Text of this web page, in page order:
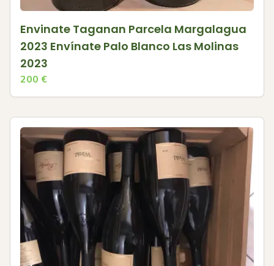
Envinate Taganan Parcela Margalagua
2023 Envínate Palo Blanco Las Molinas
2023
200 €